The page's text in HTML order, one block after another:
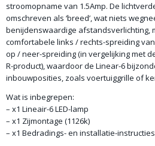
stroomopname van 1.5Amp. De
omschreven als ‘breed’, wat niets
benijdenswaardige afstandsverlichting,
comfortabele links / rechts-spreiding
op / neer-spreiding (in vergelijking met
R-product), waardoor de Linear-6
inbouwposities, zoals voertuiggrille of
Wat is inbegrepen:
– x1 Lineair-6 LED-lamp
– x1 Zijmontage (1126k)
– x1 Bedradings- en installatie-instructies